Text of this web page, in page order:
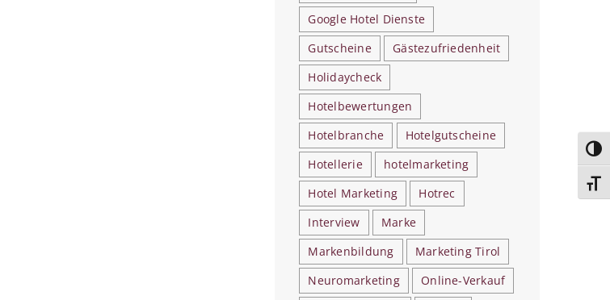
Google Hotel Dienste
Gutscheine
Gästezufriedenheit
Holidaycheck
Hotelbewertungen
Hotelbranche
Hotelgutscheine
Hotellerie
hotelmarketing
Hotel Marketing
Hotrec
Interview
Marke
Markenbildung
Marketing Tirol
Neuromarketing
Online-Verkauf